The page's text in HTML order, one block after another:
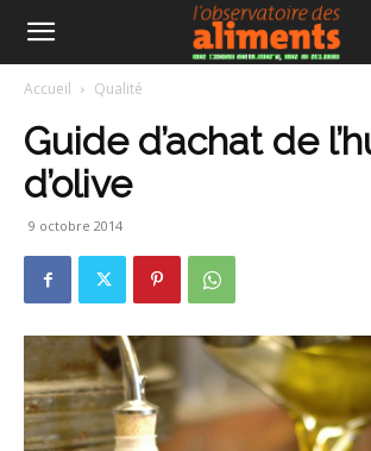
Accueil Qualité
Guide d’achat de
d’olive
9 octobre 2014